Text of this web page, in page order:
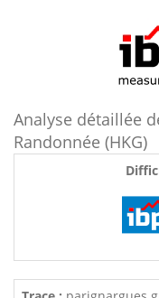
Analyse détaillée
Randonnée (HKG)